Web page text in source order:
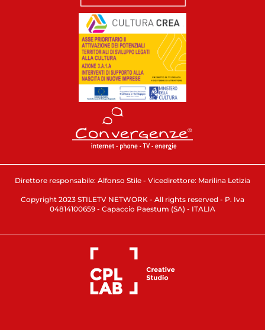
Direttore responsabile: Alfonso Stile - Vicedirettore: Marilina Letizia
Copyright 2023 STILETV NETWORK - All rights reserved - P. Iva
04814100659 - Capaccio Paestum (SA) - ITALIA